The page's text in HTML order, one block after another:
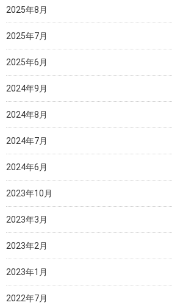
2025年8月
2025年7月
2025年6月
2024年9月
2024年8月
2024年7月
2024年6月
2023年10月
2023年3月
2023年2月
2023年1月
2022年7月